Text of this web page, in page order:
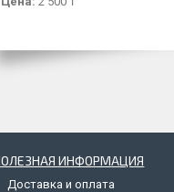
ИНФОРМАЦИЯ
Доставка и оплата